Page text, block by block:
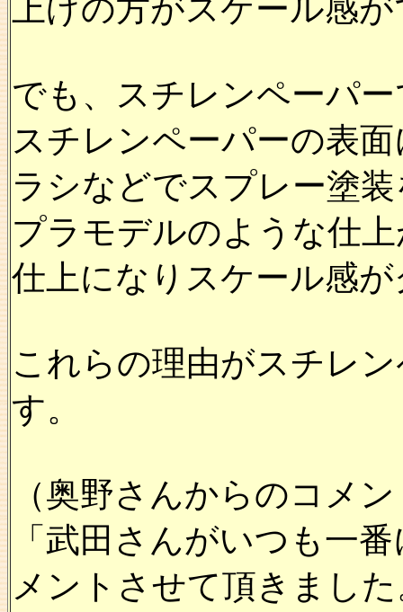
上げの方がスケール感
でも、スチレンペーパ
スチレンペーパーの表
ラシなどでスプレー塗
プラモデルのような仕
仕上になりスケール感
これらの理由がスチレ
す。
（奥野さんからのコメ
「武田さんがいつも一
メントさせて頂きまし